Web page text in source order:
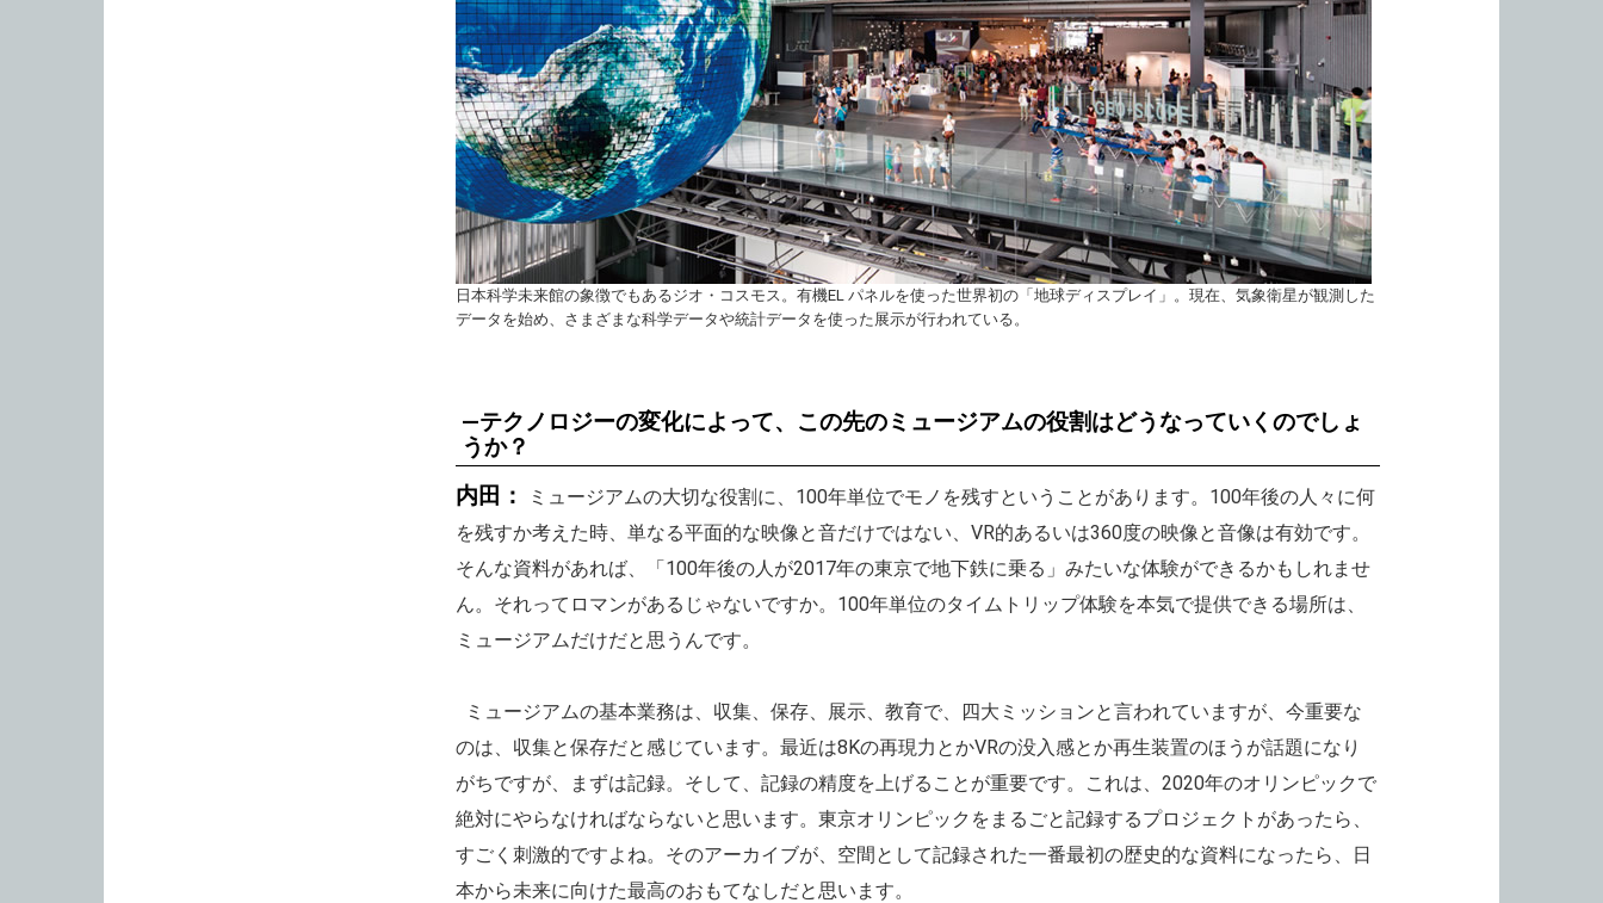
日本科学未来館の象徴でもあるジオ・コスモス。有機EL パネルを使った世界初の「地球ディスプレイ」。現在、気象衛星が観測した
データを始め、さまざまな科学データや統計データを使った展示が行われている。
—テクノロジーの変化によって、この先のミュージアムの役割はどうなっていくのでしょ
うか？
内田：
ミュージアムの大切な役割に、100年単位でモノを残すということがあります。100年後の人々に何
を残すか考えた時、単なる平面的な映像と音だけではない、VR的あるいは360度の映像と音像は有効です。
そんな資料があれば、「100年後の人が2017年の東京で地下鉄に乗る」みたいな体験ができるかもしれませ
ん。それってロマンがあるじゃないですか。100年単位のタイムトリップ体験を本気で提供できる場所は、
ミュージアムだけだと思うんです。
ミュージアムの基本業務は、収集、保存、展示、教育で、四大ミッションと言われていますが、今重要な
のは、収集と保存だと感じています。最近は8Kの再現力とかVRの没入感とか再生装置のほうが話題になり
がちですが、まずは記録。そして、記録の精度を上げることが重要です。これは、2020年のオリンピックで
絶対にやらなければならないと思います。東京オリンピックをまるごと記録するプロジェクトがあったら、
すごく刺激的ですよね。そのアーカイブが、空間として記録された一番最初の歴史的な資料になったら、日
本から未来に向けた最高のおもてなしだと思います。